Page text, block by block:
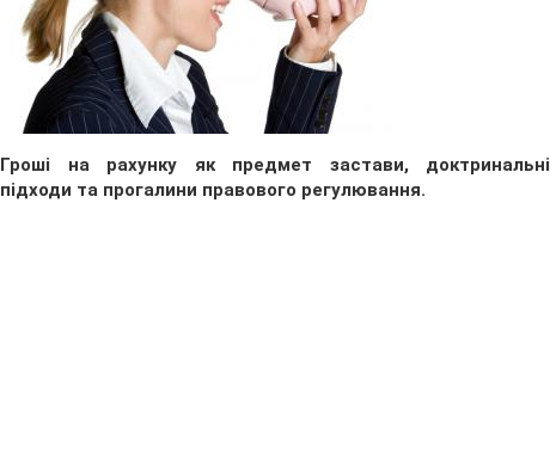
Гроші на рахунку як предмет застави, доктринальні
підходи та прогалини правового регулювання.